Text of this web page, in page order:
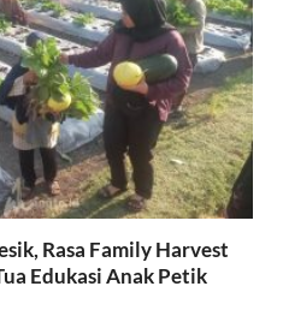
Rasa Family Harvest
Edukasi Anak Petik